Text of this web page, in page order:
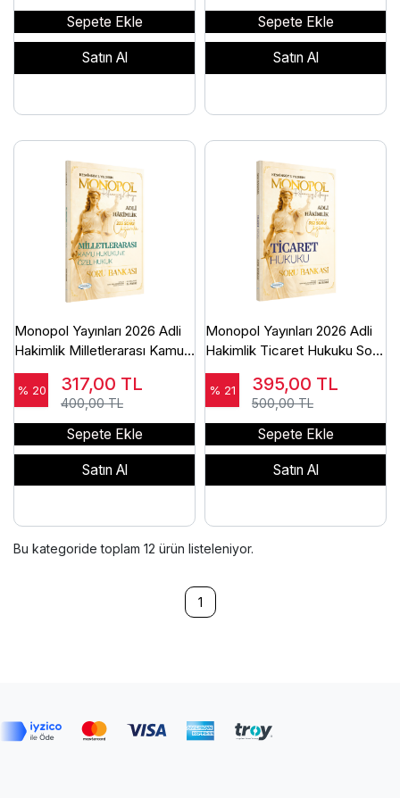
Sepete Ekle
Satın Al
Sepete Ekle
Satın Al
Monopol Yayınları 2026 Adli
Hakimlik Milletlerarası Kamu
Hukuku ve Özel Hukuk Soru
Bankası Çözümlü Ömer
Keskinsoy
% 20 317,00 TL
400,00 TL
Sepete Ekle
Satın Al
Monopol Yayınları 2026 Adli
Hakimlik Ticaret Hukuku Soru
Bankası Çözümlü Ömer
Keskinsoy
% 21 395,00 TL
500,00 TL
Sepete Ekle
Satın Al
Bu kategoride toplam 12 ürün listeleniyor.
1